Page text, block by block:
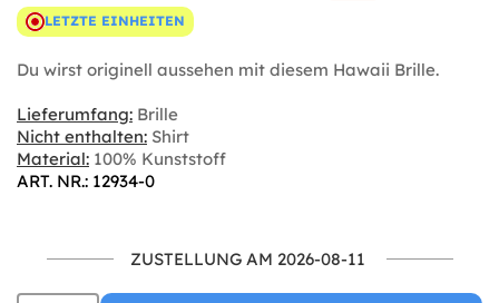
LETZTE EINHEITEN
Du wirst originell aussehen mit diesem Hawaii Brille.
Lieferumfang: Brille
Nicht enthalten: Shirt
Material: 100% Kunststoff
ART. NR.: 12934-0
ZUSTELLUNG AM 2026-08-11